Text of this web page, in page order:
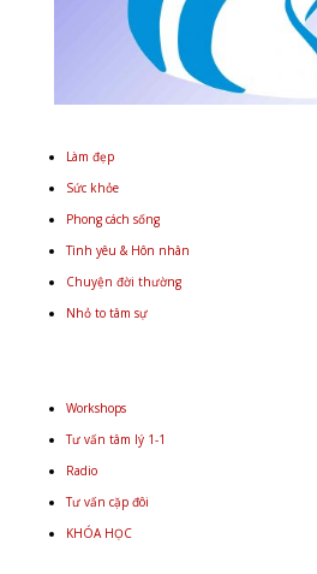
Làm đẹp
Sức khỏe
Phong cách sống
Tình yêu & Hôn nhân
Chuyện đời thường
Nhỏ to tâm sự
Workshops
Tư vấn tâm lý 1-1
Radio
Tư vấn cặp đôi
KHÓA HỌC